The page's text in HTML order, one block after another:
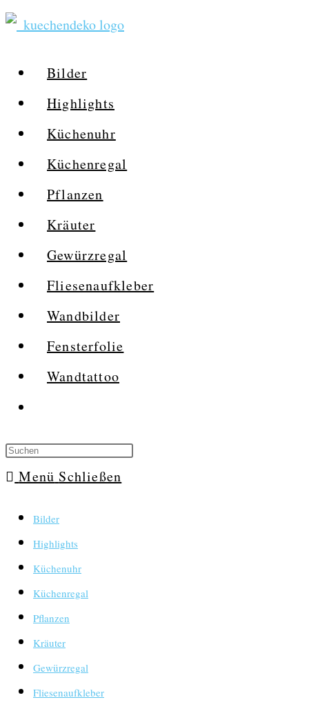
Zum
springenBilder
Highlights
Küchenuhr
Küchenregal
Pflanzen
Kräuter
Gewürzregal
Fliesenaufkleber
Wandbilder
Fensterfolie
Wandtattoo
Menü Schließen
Bilder
Highlights
Küchenuhr
Küchenregal
Pflanzen
Kräuter
Gewürzregal
Fliesenaufkleber